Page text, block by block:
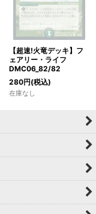
【超速!火竜デッキ】フ
ェアリー・ライフ
DMC06_82/82
280円(税込)
在庫なし